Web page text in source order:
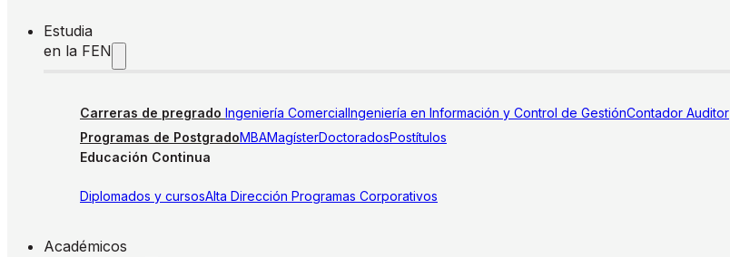
Estudia
en la FEN
Carreras de pregrado Ingeniería ComercialIngeniería en Información y Control de GestiónContador Auditor
Programas de PostgradoMBAMagísterDoctoradosPostítulos
Educación Continua
Diplomados y cursosAlta Dirección Programas Corporativos
Académicos